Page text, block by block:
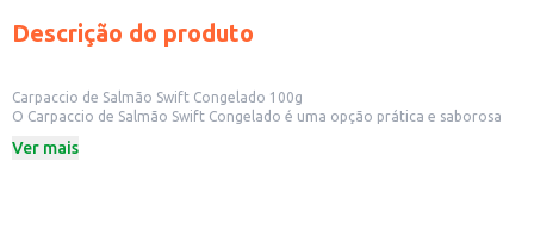
Descrição do produto
Carpaccio de Salmão Swift Congelado 100g
O Carpaccio de Salmão Swift Congelado é uma opção prática e saborosa
oferecer um prato diferenciado em seu estabelecimento comercial ou para
Ver mais